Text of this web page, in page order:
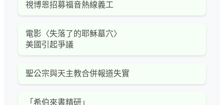
視博恩招募福音熱線義工
電影〈失落了的耶穌墓穴〉
美國引起爭議
聖公宗與天主教合併報道失實
「希伯來書精研」